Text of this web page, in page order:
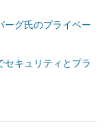
ーグ氏のプライベー
セキュリティとプラ